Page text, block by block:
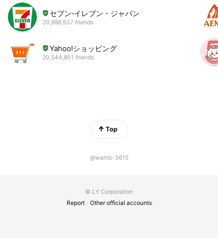
セブン‐イレブン・ジャパン
20,996,937 friends
Yahoo!ショッピング
20,544,801 friends
Top
@wants-3615
© LY Corporation
Report
Other official accounts